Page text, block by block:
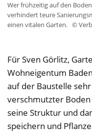
Wer frühzeitig auf den
verhindert teure
einen vitalen Garten. ©
Für Sven Görlitz,
Wohneigentum
auf der Baustelle
verschmutzter
seine Struktur und
speichern und